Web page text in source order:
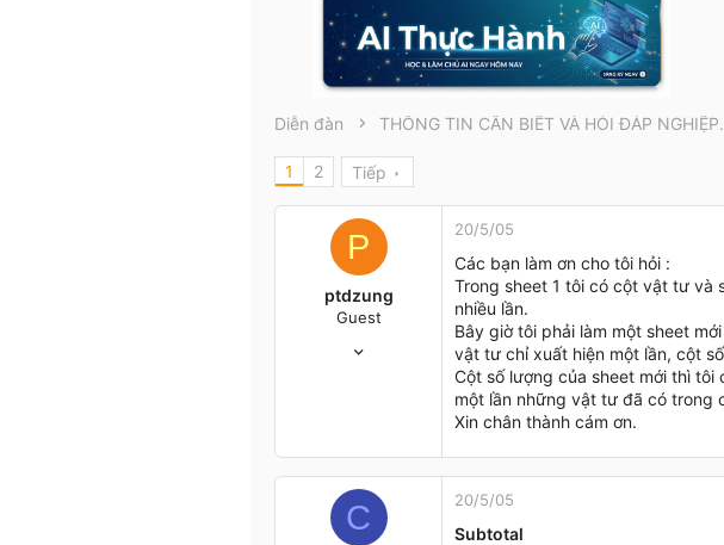
r
e
r
ử
i
Diễn đàn THÔNG
1 2 Tiếp
P
ptdzung
Guest
20/5/05
Các bạn làm ơn cho tôi hỏi :
Trong sheet 1 tôi có cột vật tư và
nhiều lần.
Bây giờ tôi phải làm một sheet
vật tư chỉ xuất hiện một lần, cột
Cột số lượng của sheet mới thì
một lần những vật tư đã có trong
Xin chân thành cám ơn.
C 20/5/05
Subtotal